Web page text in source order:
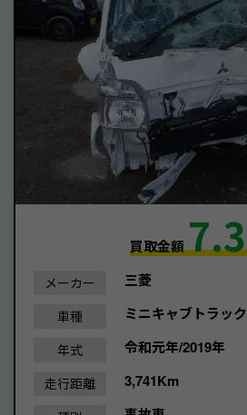
買取金額7.3
メーカー 三菱
車種 ミニキャブトラック
年式 令和元年/2019年
走行距離 3,741Km